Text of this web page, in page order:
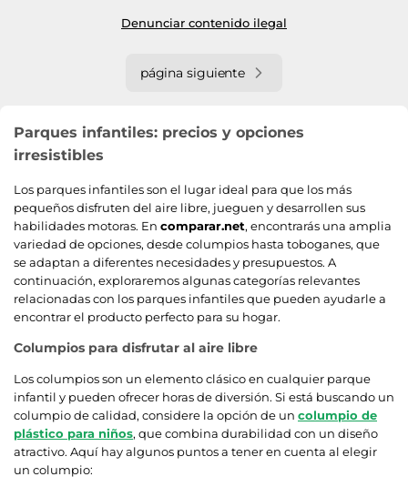
Denunciar contenido ilegal
página siguiente
Parques infantiles: precios y opciones
irresistibles
Los parques infantiles son el lugar ideal para que los más
pequeños disfruten del aire libre, jueguen y desarrollen sus
habilidades motoras. En comparar.net, encontrarás una amplia
variedad de opciones, desde columpios hasta toboganes, que
se adaptan a diferentes necesidades y presupuestos. A
continuación, exploraremos algunas categorías relevantes
relacionadas con los parques infantiles que pueden ayudarle a
encontrar el producto perfecto para su hogar.
Columpios para disfrutar al aire libre
Los columpios son un elemento clásico en cualquier parque
infantil y pueden ofrecer horas de diversión. Si está buscando un
columpio de calidad, considere la opción de un columpio de
plástico para niños, que combina durabilidad con un diseño
atractivo. Aquí hay algunos puntos a tener en cuenta al elegir
un columpio: